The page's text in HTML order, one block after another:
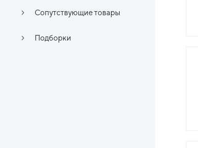
Сопутствующие товары
Подборки